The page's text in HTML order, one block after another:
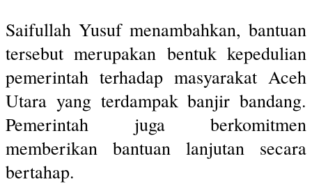
Saifullah Yusuf menambahkan, bantuan
tersebut merupakan bentuk kepedulian
pemerintah terhadap masyarakat Aceh
Utara yang terdampak banjir bandang.
Pemerintah juga berkomitmen
memberikan bantuan lanjutan secara
bertahap.